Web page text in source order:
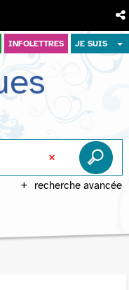
INFOLETTRES JE SUIS
recherche avancée